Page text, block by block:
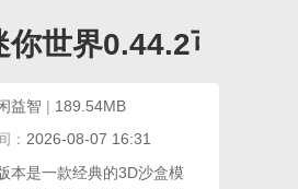
你世界0.44.2可联机
益智 | 189.54MB
： 2026-08-07 16:31
本是一款经典的3D沙盒模